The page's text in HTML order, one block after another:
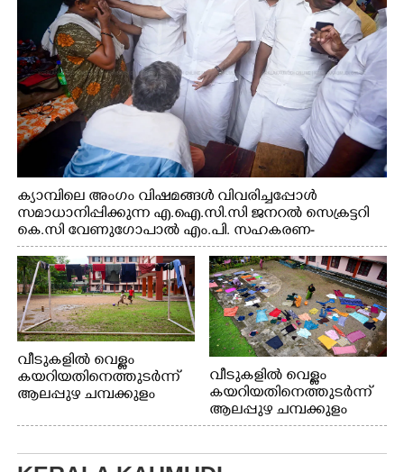
ക്യാമ്പിലെ അംഗം വിഷമങ്ങൾ വിവരിച്ചപ്പോൾ
സമാധാനിപ്പിക്കുന്ന എ.ഐ.സി.സി ജനറൽ സെക്രട്ടറി
കെ.സി വേണുഗോപാൽ എം.പി. സഹകരണ-
എക്സൈസ് വകുപ്പ് മന്ത്രി എം. ലിജു, എന്നിവർ
വീടുകളിൽ വെള്ളം
കയറിയതിനെത്തുടർന്ന്
ആലപ്പുഴ ചമ്പക്കുളം
പോരൂക്കര സെൻട്രൽ
ക്യാമ്പിലെത്തിയവർ
വീടുകളിൽ വെള്ളം
കയറിയതിനെത്തുടർന്ന്
ആലപ്പുഴ ചമ്പക്കുളം
ഫാദർ തോമസ്